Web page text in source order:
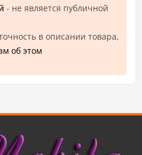
- не является публичной
в описании товара,
об этом